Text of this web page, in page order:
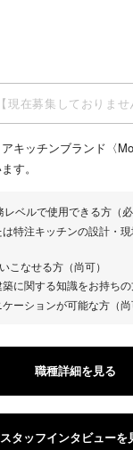
【現在募集しておりませ
キッチンブランド〈
す。
ベルで使用できる方（必
特注キッチンの設計・
こなせる方（尚可）
に関する知識をお持ちの
ーションが可能な方（尚
職種詳細を見る
スタッフインタビューを